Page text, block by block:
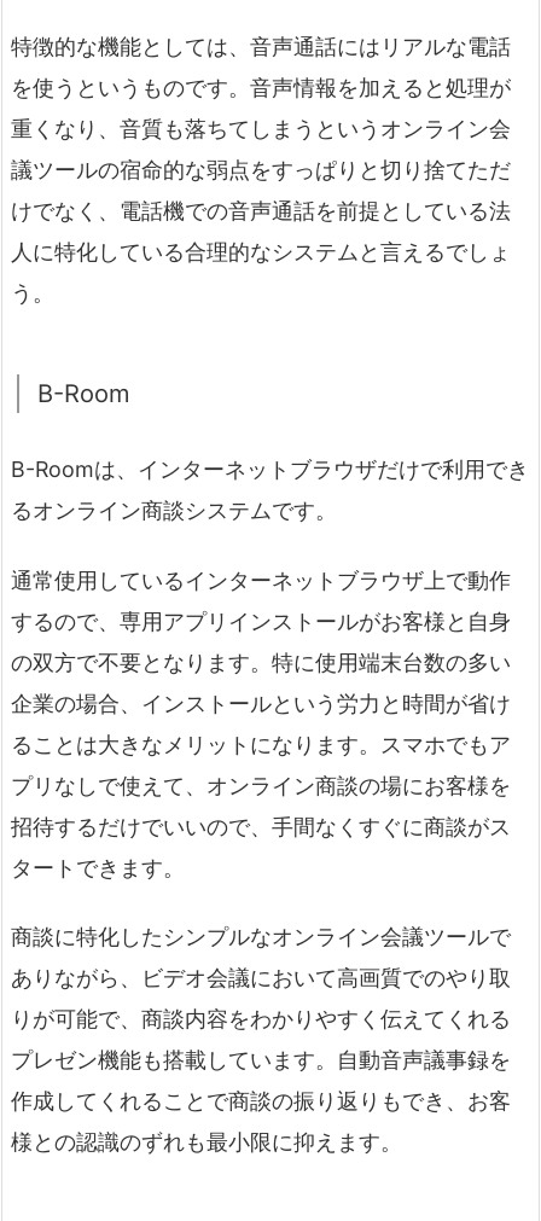
特徴的な機能としては、音声通話にはリアルな電話
を使うというものです。音声情報を加えると処理が
重くなり、音質も落ちてしまうというオンライン会
議ツールの宿命的な弱点をすっぱりと切り捨てただ
けでなく、電話機での音声通話を前提としている法
人に特化している合理的なシステムと言えるでしょ
う。
B-Room
B-Roomは、インターネットブラウザだけで利用でき
るオンライン商談システムです。
通常使用しているインターネットブラウザ上で動作
するので、専用アプリインストールがお客様と自身
の双方で不要となります。特に使用端末台数の多い
企業の場合、インストールという労力と時間が省け
ることは大きなメリットになります。スマホでもア
プリなしで使えて、オンライン商談の場にお客様を
招待するだけでいいので、手間なくすぐに商談がス
タートできます。
商談に特化したシンプルなオンライン会議ツールで
ありながら、ビデオ会議において高画質でのやり取
りが可能で、商談内容をわかりやすく伝えてくれる
プレゼン機能も搭載しています。自動音声議事録を
作成してくれることで商談の振り返りもでき、お客
様との認識のずれも最小限に抑えます。